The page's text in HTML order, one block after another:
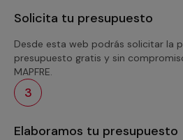
Solicita tu presupuesto
Desde esta web podrás solicitar la
presupuesto gratis y sin
MAPFRE.
3
Elaboramos tu presupuesto